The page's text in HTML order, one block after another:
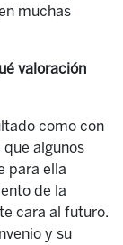
muchas
valoración
como con
algunos
para ella
de la
cara al futuro.
y su